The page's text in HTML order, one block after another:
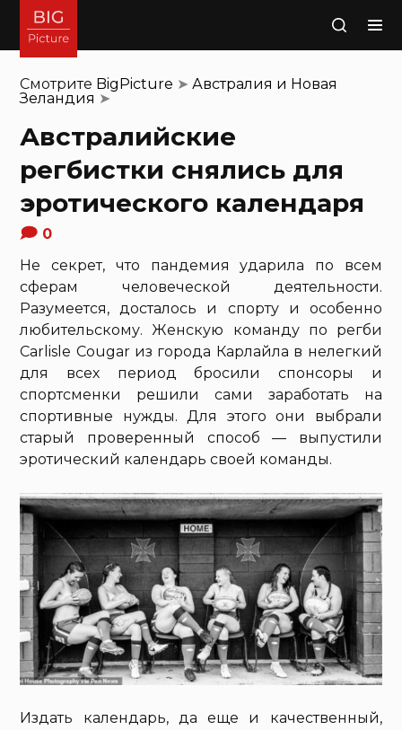
Поиск
Смотрите BigPicture ➤Австралия и Новая
Зеландия ➤
Австралийские
регбистки снялись для
эротического календаря
0
Не секрет, что пандемия ударила по всем
сферам человеческой деятельности.
Разумеется, досталось и спорту и особенно
любительскому. Женскую команду по регби
Carlisle Cougar из города Карлайла в нелегкий
для всех период бросили спонсоры и
спортсменки решили сами заработать на
спортивные нужды. Для этого они выбрали
старый проверенный способ — выпустили
эротический календарь своей команды.
Издать календарь, да еще и качественный,